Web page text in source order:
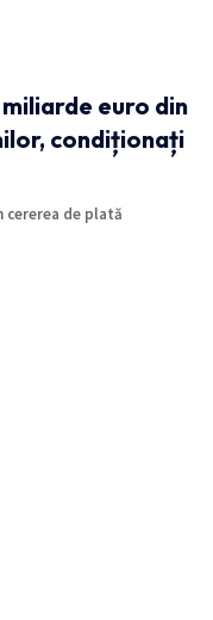
euro din
condiționați
cererea de plată